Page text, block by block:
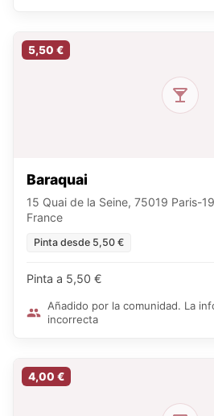
5,50 €
Baraquai
15 Quai de la Seine, 75019 Paris-
France
Pinta desde 5,50 €
Pinta a 5,50 €
Añadido por la comunidad. La
incorrecta
4,00 €